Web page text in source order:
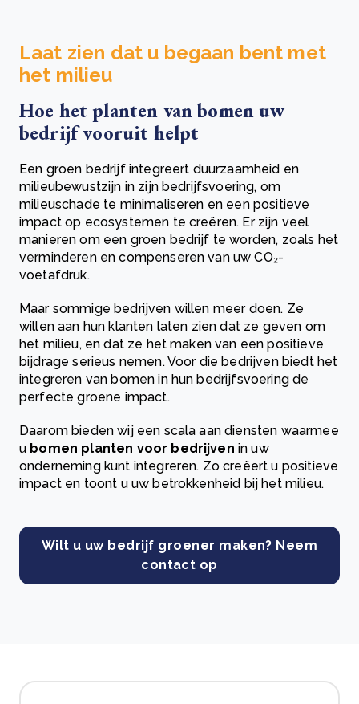
Laat zien dat u begaan bent met
het milieu
Hoe het planten van bomen uw
bedrijf vooruit helpt
Een groen bedrijf integreert duurzaamheid en
milieubewustzijn in zijn bedrijfsvoering, om
milieuschade te minimaliseren en een positieve
impact op ecosystemen te creëren. Er zijn veel
manieren om een groen bedrijf te worden, zoals het
verminderen en compenseren van uw CO₂-
voetafdruk.
Maar sommige bedrijven willen meer doen. Ze
willen aan hun klanten laten zien dat ze geven om
het milieu, en dat ze het maken van een positieve
bijdrage serieus nemen. Voor die bedrijven biedt het
integreren van bomen in hun bedrijfsvoering de
perfecte groene impact.
Daarom bieden wij een scala aan diensten waarmee
u bomen planten voor bedrijven in uw
onderneming kunt integreren. Zo creëert u positieve
impact en toont u uw betrokkenheid bij het milieu.
Wilt u uw bedrijf groener maken? Neem
contact op